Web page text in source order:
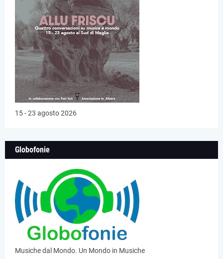
15 - 23 agosto 2026
Globofonie
Musiche dal Mondo. Un Mondo in Musiche